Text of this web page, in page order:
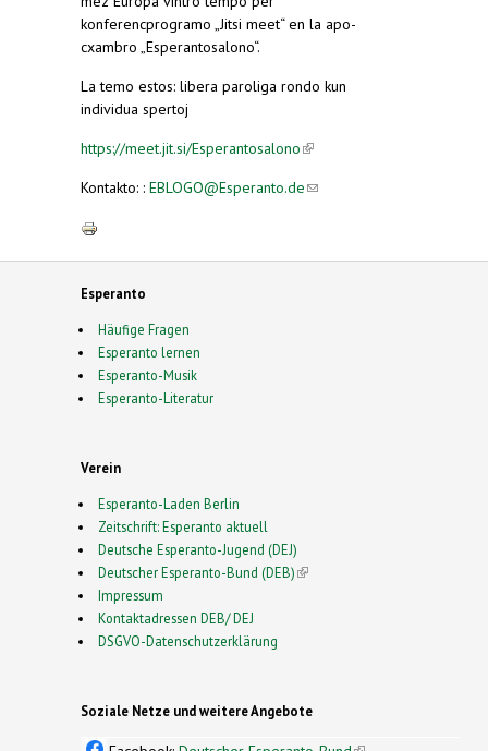
konferencprogramo „Jitsi meet“ en la apo-
cxambro „Esperantosalono“.
La temo estos: libera paroliga rondo kun
individua spertoj
https://meet.jit.si/Esperantosalono(link is external)
Kontakto: : EBLOGO@Esperanto.de(link sends e-
Esperanto
Häufige Fragen
Esperanto lernen
Esperanto-Musik
Esperanto-Literatur
Verein
Esperanto-Laden Berlin
Zeitschrift: Esperanto aktuell
Deutsche Esperanto-Jugend (DEJ)
Deutscher Esperanto-Bund (DEB)(link is external)
Impressum
Kontaktadressen DEB/ DEJ
DSGVO-Datenschutzerklärung
Soziale Netze und weitere Angebote